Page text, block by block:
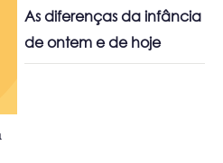
As diferenças da infância
de ontem e de hoje